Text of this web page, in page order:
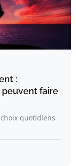
:
peuvent faire
quotidiens